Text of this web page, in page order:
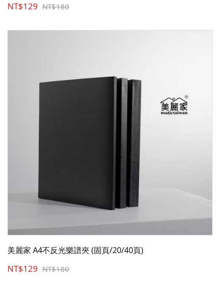
NT$129 NT$180
美麗家 A4不反光樂譜夾 (固頁/20/40頁)
NT$129 NT$180